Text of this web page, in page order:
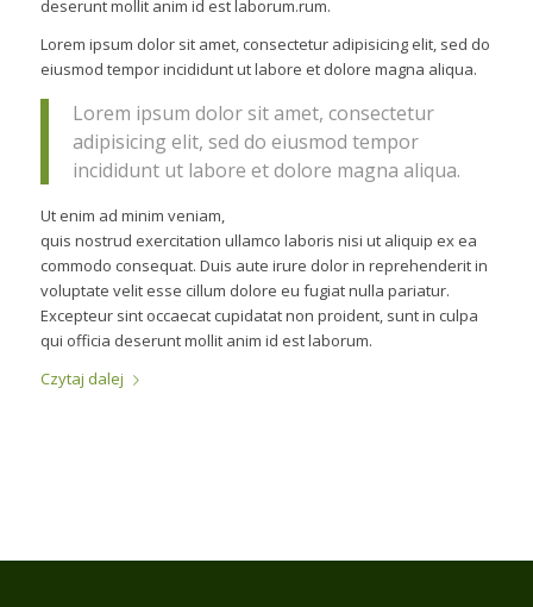
deserunt mollit anim id est laborum.rum.
Lorem ipsum dolor sit amet, consectetur adipisicing elit, sed do
eiusmod tempor incididunt ut labore et dolore magna aliqua.
Lorem ipsum dolor sit amet, consectetur
adipisicing elit, sed do eiusmod tempor
incididunt ut labore et dolore magna aliqua.
Ut enim ad minim veniam,
quis nostrud exercitation ullamco laboris nisi ut aliquip ex ea
commodo consequat. Duis aute irure dolor in reprehenderit in
voluptate velit esse cillum dolore eu fugiat nulla pariatur.
Excepteur sint occaecat cupidatat non proident, sunt in culpa
qui officia deserunt mollit anim id est laborum.
Czytaj dalej